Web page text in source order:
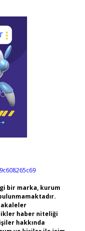
bir marka, kurum
haber niteliği
hakkında